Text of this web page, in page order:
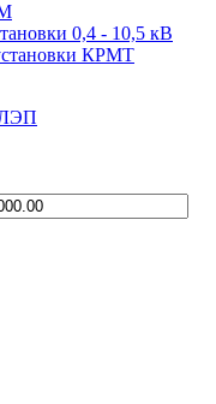
0,4 - 10,5 кВ
КРМТ
ЛЭП